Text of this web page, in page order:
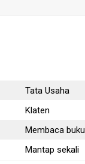
Tata Usaha
Klaten
Membaca buku
Mantap sekali